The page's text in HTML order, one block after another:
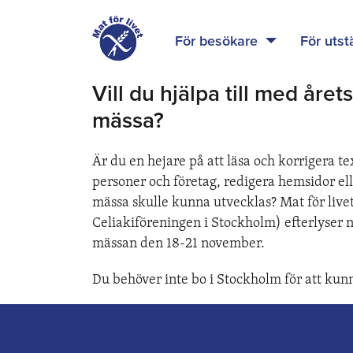
För besökare För
Vill du hjälpa till med
mässa?
Är du en hejare på att läsa och korrigera
personer och företag, redigera hemsidor
mässa skulle kunna utvecklas? Mat för
Celiakiföreningen i Stockholm) efterlyser
mässan den 18-21 november.
Du behöver inte bo i Stockholm för att